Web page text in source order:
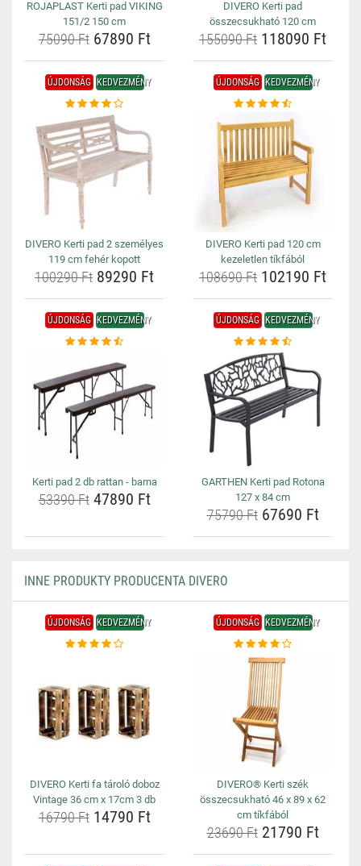
ROJAPLAST Kerti pad VIKING
151/2 150 cm
75090 Ft67890 Ft
DIVERO Kerti pad
összecsukható 120 cm
155090 Ft 118090 Ft
ÚJDONSÁG KEDVEZMÉNY
DIVERO Kerti pad 2 személyes
119 cm fehér kopott
100290 Ft 89290 Ft
ÚJDONSÁG KEDVEZMÉNY
DIVERO Kerti pad 120 cm
kezeletlen tíkfából
108690 Ft 102190 Ft
ÚJDONSÁG KEDVEZMÉNY
Kerti pad 2 db rattan - barna
53390 Ft47890 Ft
ÚJDONSÁG KEDVEZMÉNY
GARTHEN Kerti pad Rotona
127 x 84 cm
75790 Ft67690 Ft
INNE PRODUKTY PRODUCENTA DIVERO
ÚJDONSÁG KEDVEZMÉNY
DIVERO Kerti fa tároló doboz
Vintage 36 cm x 17cm 3 db
16790 Ft14790 Ft
ÚJDONSÁG KEDVEZMÉNY
DIVERO® Kerti szék
összecsukható 46 x 89 x 62
cm tíkfából
23690 Ft21790 Ft